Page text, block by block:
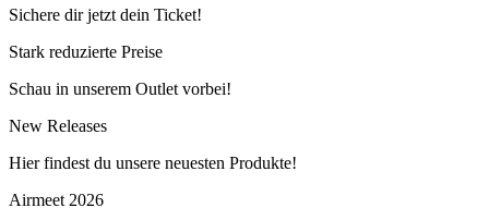
Sichere dir jetzt dein Ticket!
Stark reduzierte Preise
Schau in unserem Outlet vorbei!
New Releases
Hier findest du unsere neuesten Produkte!
Airmeet 2026